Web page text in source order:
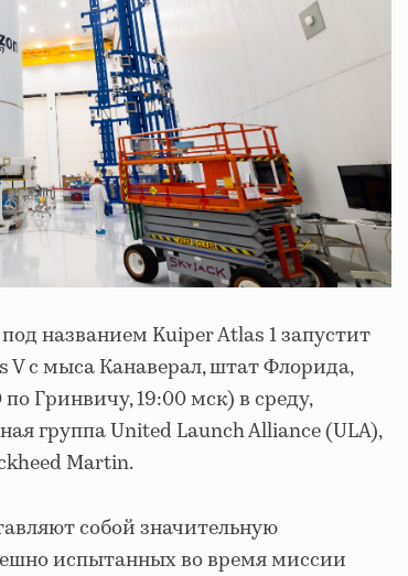
названием Kuiper Atlas 1 запустит
с мыса Канаверал, штат Флорида,
Гринвичу, 19:00 мск) в среду,
группа United Launch Alliance (ULA),
Martin.
собой значительную
испытанных во время миссии